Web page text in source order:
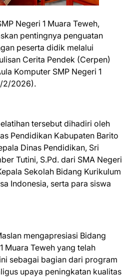
Negeri 1 Muara Teweh,
pentingnya penguatan
peserta didik melalui
Cerita Pendek (Cerpen)
Komputer SMP Negeri 1
2/2026).
tersebut dihadiri oleh
Pendidikan Kabupaten Barito
Dinas Pendidikan, Sri
Tutini, S.Pd. dari SMA Negeri
Sekolah Bidang Kurikulum
Indonesia, serta para siswa
mengapresiasi Bidang
Muara Teweh yang telah
sebagai bagian dari program
upaya peningkatan kualitas